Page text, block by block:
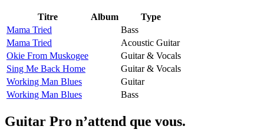
Titre Album
Type
Mama Tried
Bass
Mama Tried
Acoustic Guitar
Okie From Muskogee
Guitar & Vocals
Sing Me Back Home
Guitar & Vocals
Working Man Blues
Guitar
Working Man Blues
Bass
Guitar Pro n’attend que vous.